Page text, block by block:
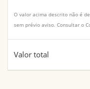
O valor acima descrito não é
sem prévio aviso. Consultar o
Valor total